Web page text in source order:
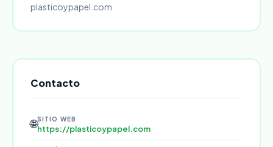
plasticoypapel.com
Contacto
🌐SITIO WEB
https://plasticoypapel.com